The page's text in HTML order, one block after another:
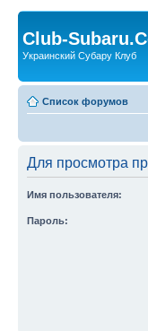
Club-
Украинский Субару Клуб
Список форумов
Для просмотра
Имя пользователя:
Пароль: